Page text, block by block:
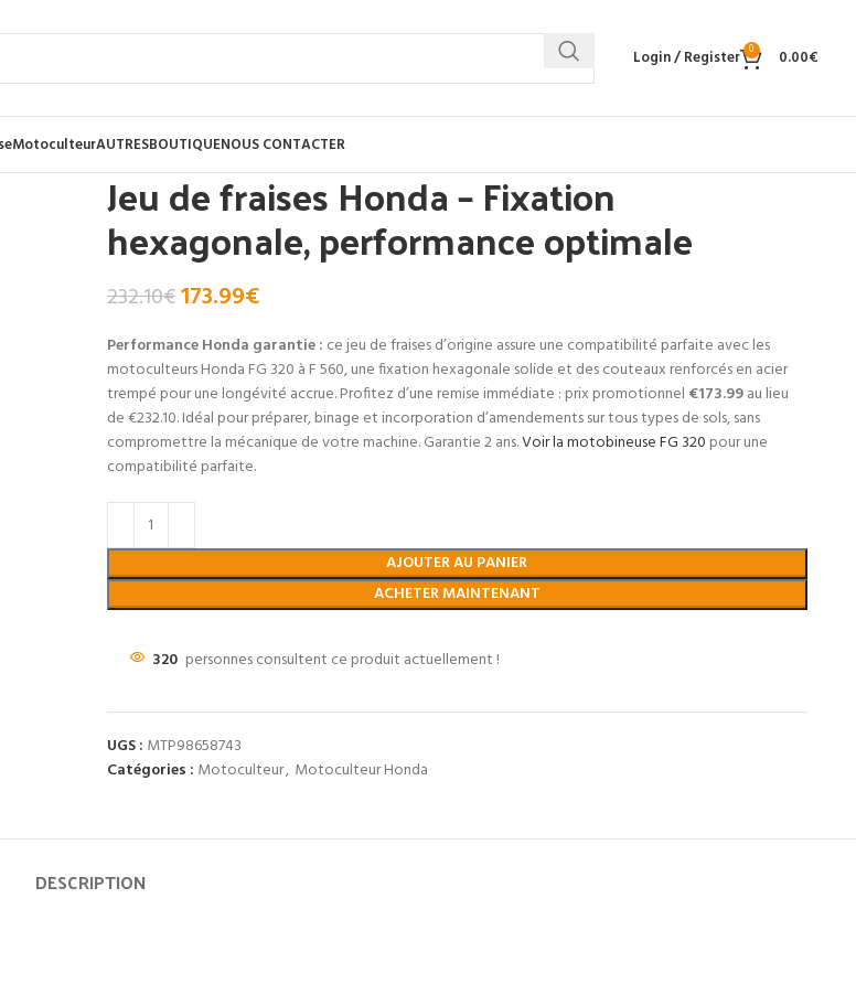
Login / Register 0 0.00€
MotoculteurAUTRESBOUTIQUENOUS CONTACTER
Jeu de fraises Honda – Fixation
hexagonale, performance optimale
232.10€173.99€
Performance Honda garantie : ce jeu de fraises d’origine assure une compatibilité parfaite avec les
motoculteurs Honda FG 320 à F 560, une fixation hexagonale solide et des couteaux renforcés en acier
trempé pour une longévité accrue. Profitez d’une remise immédiate : prix promotionnel €173.99au lieu
de €232.10. Idéal pour préparer, binage et incorporation d’amendements sur tous types de sols, sans
compromettre la mécanique de votre machine. Garantie 2 ans.Voir la motobineuse FG 320 pour une
compatibilité parfaite.
AJOUTER AU PANIER
ACHETER MAINTENANT
320 personnes consultent ce produit actuellement !
UGS : MTP98658743
Catégories : Motoculteur, Motoculteur Honda
DESCRIPTION